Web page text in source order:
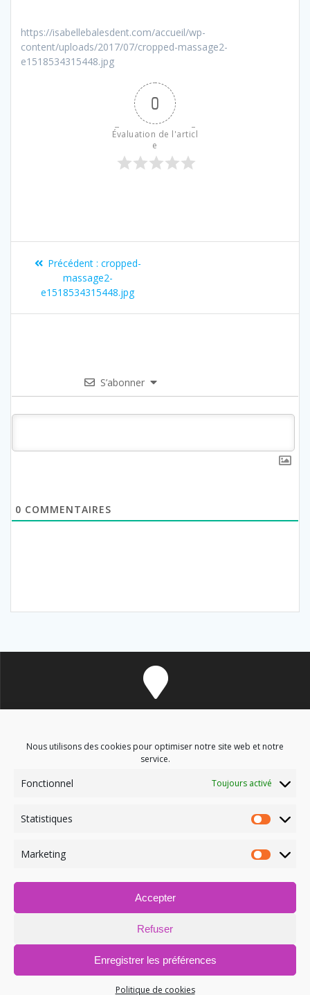
Nous utilisons des cookies pour optimiser notre site web et notre
service.
Fonctionnel Toujours activé
Statistiques
Marketing
Accepter
Refuser
Enregistrer les préférences
Politique de cookies
https://isabellebalesdent.com/accueil/wp-
content/uploads/2017/07/cropped-massage2-
e1518534315448.jpg
0
Évaluation de l'articl
e
Précédent : cropped-
massage2-
e1518534315448.jpg
S’abonner
0 COMMENTAIRES
06.03.09.52.12